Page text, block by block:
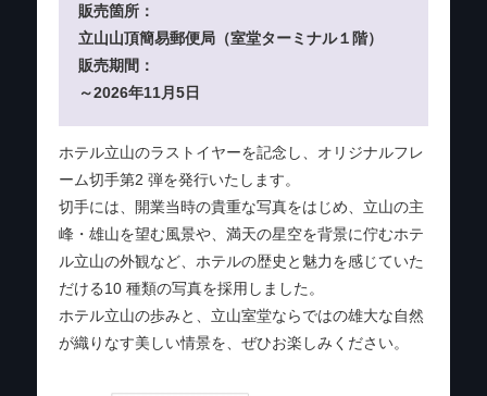
販売箇所：
立山山頂簡易郵便局（室堂ターミナル１階）
販売期間：
～2026年11月5日
ホテル立山のラストイヤーを記念し、オリジナルフレ
ーム切手第2 弾を発行いたします。
切手には、開業当時の貴重な写真をはじめ、立山の主
峰・雄山を望む風景や、満天の星空を背景に佇むホテ
ル立山の外観など、ホテルの歴史と魅力を感じていた
だける10 種類の写真を採用しました。
ホテル立山の歩みと、立山室堂ならではの雄大な自然
が織りなす美しい情景を、ぜひお楽しみください。